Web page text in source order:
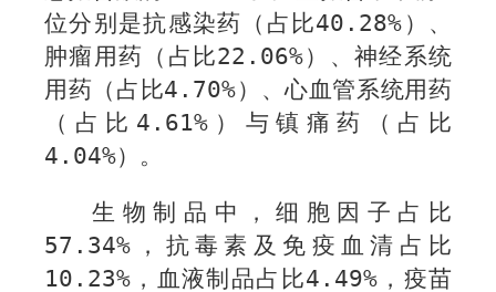
位分别是抗感染药（占比40.28% ）、
肿瘤用药（占比22.06%）、神经系统
用药（占比4. 70%）、心血管系统用药
（占比 4 . 61%）与镇痛药（占比
4.04%）。
生物制品中，细胞因子占比
57.34% ，抗毒素及免疫血清占比
10.23% ，血液制品占比4.49%，疫苗